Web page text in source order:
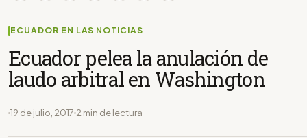
ECUADOR EN LAS NOTICIAS
Ecuador pelea la anulación de
laudo arbitral en Washington
19 de julio, 2017 2 min de lectura